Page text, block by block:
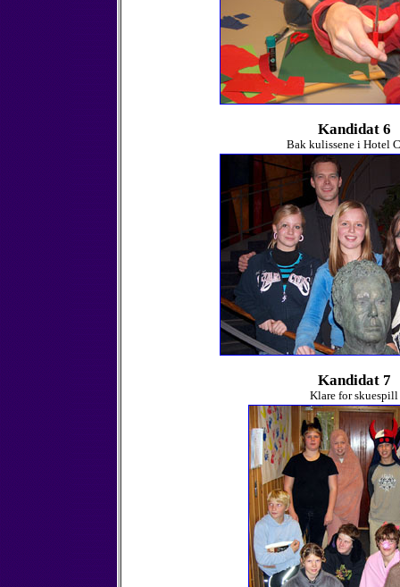
Kandidat 6
Bak kulissene i Hotel
Kandidat 7
Klare for skuespill